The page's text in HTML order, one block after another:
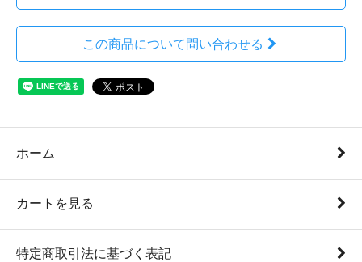
この商品について問い合わせる
ホーム
カートを見る
特定商取引法に基づく表記